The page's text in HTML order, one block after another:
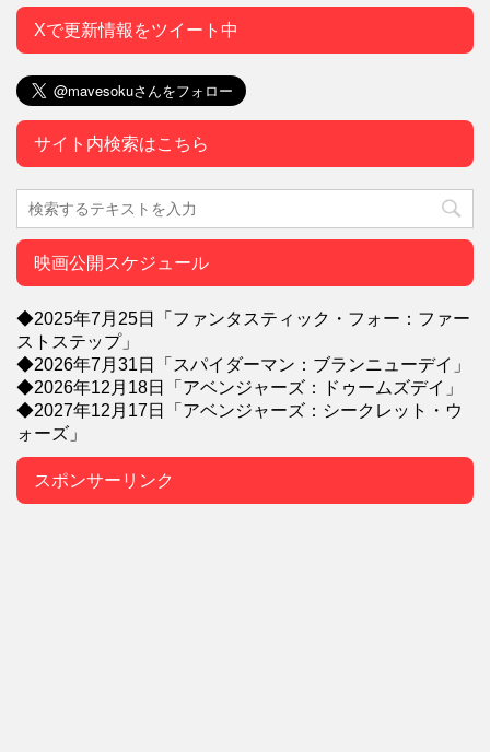
Xで更新情報をツイート中
サイト内検索はこちら
映画公開スケジュール
◆2025年7月25日「ファンタスティック・フォー：ファー
ストステップ」
◆2026年7月31日「スパイダーマン：ブランニューデイ」
◆2026年12月18日「アベンジャーズ：ドゥームズデイ」
◆2027年12月17日「アベンジャーズ：シークレット・ウ
ォーズ」
スポンサーリンク